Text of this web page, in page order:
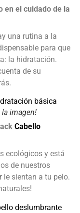
en el cuidado de la
una rutina a la
para que
la hidratación.
de su
la imagen!
Cabello
ecológicos y está
de nuestros
le sientan a tu pelo.